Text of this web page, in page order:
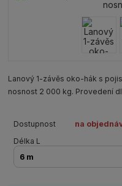
Lanový 1-závěs oko-hák s
nosnost 2 000 kg. Provedení
Dostupnost
na
Délka L